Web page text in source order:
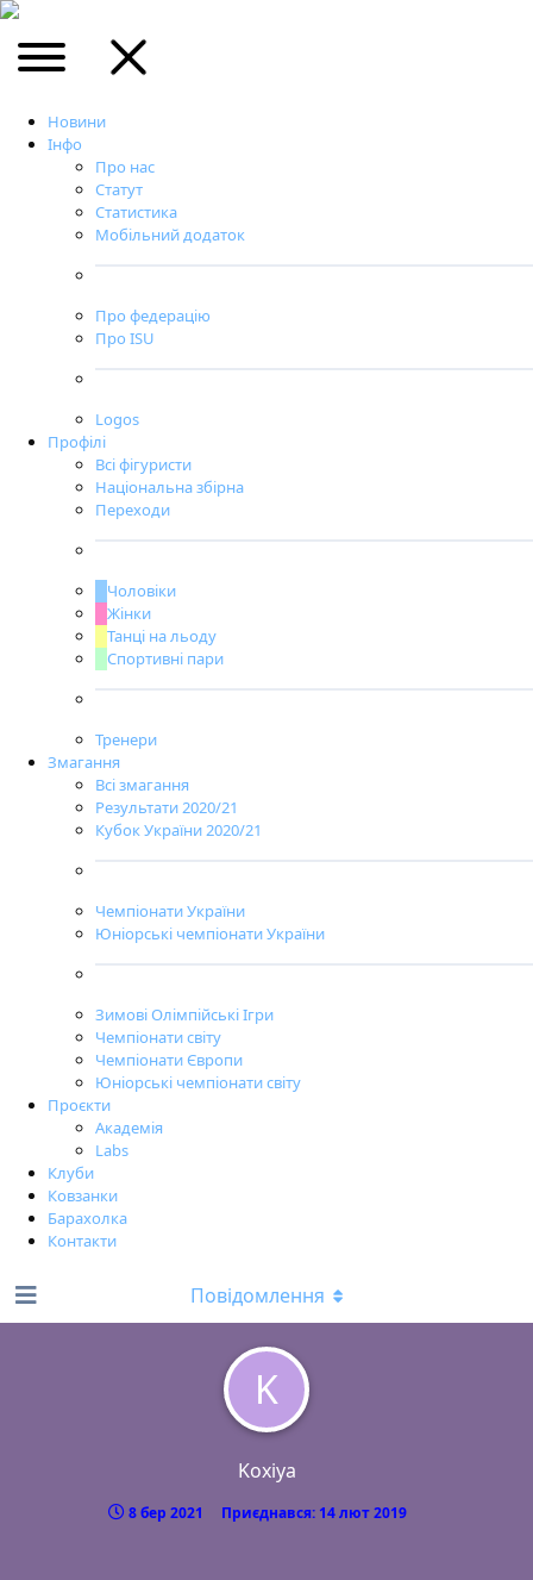
Новини
Інфо
Про нас
Статут
Статистика
Мобільний додаток
Про федерацію
Про ISU
Logos
Профілі
Всі фігуристи
Національна збірна
Переходи
Чоловіки
Жінки
Танці на льоду
Спортивні пари
Тренери
Змагання
Всі змагання
Результати 2020/21
Кубок України 2020/21
Чемпіонати України
Юніорські чемпіонати України
Зимові Олімпійські Ігри
Чемпіонати світу
Чемпіонати Європи
Юніорські чемпіонати світу
Проєкти
Академія
Labs
Клуби
Ковзанки
Барахолка
Контакти
K
Koxiya
8 бер 2021 Приєднався: 14 лют 2019
Повідомлення